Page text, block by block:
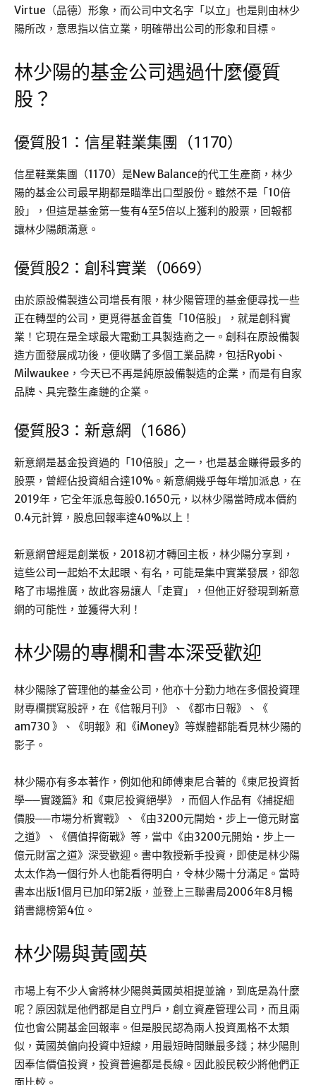
Virtue（品德）形象，而公司中文名字「以立」也是則由林少
陽所改，意思指以信立業，明確帶出公司的形象和目標。
林少陽的基金公司遇過什麼優質
股？
優質股1：信星鞋業集團（1170）
信星鞋業集團（1170）是New Balance的代工生產商，林少
陽的基金公司最早期都是瞄準出口型股份。雖然不是「10倍
股」，但這是基金第一隻有4至5倍以上獲利的股票，回報都
讓林少陽頗滿意。
優質股2：創科實業（0669）
由於原設備製造公司增長有限，林少陽管理的基金便尋找一些
正在轉型的公司，更覓得基金首隻「10倍股」，就是創科實
業！它現在是全球最大電動工具製造商之一。創科在原設備製
造方面發展成功後，便收購了多個工業品牌，包括Ryobi、
Milwaukee，今天已不再是純原設備製造的企業，而是有自家
品牌、具完整生產鏈的企業。
優質股3：新意網（1686）
新意網是基金投資過的「10倍股」之一，也是基金賺得最多的
股票，曾經佔投資組合達10%。新意網幾乎每年增加派息，在
2019年，它全年派息每股0.1650元，以林少陽當時成本價約
0.4元計算，股息回報率達40%以上！
新意網曾經是創業板，2018初才轉回主板，林少陽分享到，
這些公司一起始不太起眼、有名，可能是集中實業發展，卻忽
略了市場推廣，故此容易讓人「走寶」，但他正好發現到新意
網的可能性，並獲得大利！
林少陽的專欄和書本深受歡迎
林少陽除了管理他的基金公司，他亦十分勤力地在多個投資理
財專欄撰寫股評，在《信報月刊》、《都市日報》、《
am730 》、《明報》和《iMoney》等媒體都能看見林少陽的
影子。
林少陽亦有多本著作，例如他和師傅東尼合著的《東尼投資哲
學──實踐篇》和《東尼投資絕學》，而個人作品有《捕捉細
價股──市場分析實戰》、《由3200元開始‧步上一億元財富
之道》、《價值捍衛戰》等，當中《由3200元開始‧步上一
億元財富之道》深受歡迎。書中教授新手投資，即使是林少陽
太太作為一個行外人也能看得明白，令林少陽十分滿足。當時
書本出版1個月已加印第2版，並登上三聯書局2006年8月暢
銷書總榜第4位。
林少陽與黃國英
市場上有不少人會將林少陽與黃國英相提並論，到底是為什麼
呢？原因就是他們都是自立門戶，創立資產管理公司，而且兩
位也會公開基金回報率。但是股民認為兩人投資風格不太類
似，黃國英偏向投資中短線，用最短時間賺最多錢；林少陽則
因奉信價值投資，投資普遍都是長線。因此股民較少將他們正